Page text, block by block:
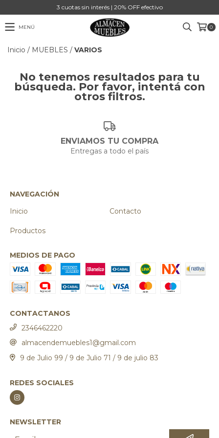
3 cuotas sin interés | 20% OFF efectivo
MENÚ 0
Inicio / MUEBLES / VARIOS
No tenemos resultados para tu
búsqueda. Por favor, intentá con
otros filtros.
ENVIAMOS TU COMPRA
Entregas a todo el país
NAVEGACIÓN
Inicio
Contacto
Productos
MEDIOS DE PAGO
CONTACTANOS
2346462220
almacendemuebles1@gmail.com
9 de Julio 99 / 9 de Julio 71 / 9 de julio 83
REDES SOCIALES
NEWSLETTER